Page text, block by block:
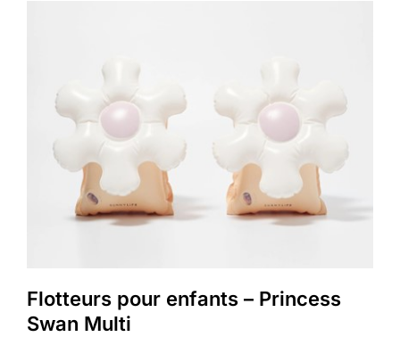
Flotteurs pour enfants – Princess
Swan Multi